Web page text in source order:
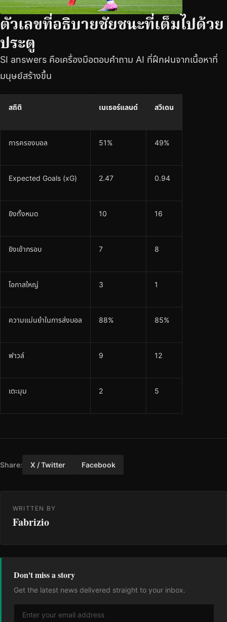
ตัวเลขที่อธิบายชัยชนะที่เต็มไปด้วย
ประตู
SI answers คือเครื่องมือตอบคำถาม AI ที่ฝึกฝนจากเนื้อหาที่
มนุษย์สร้างขึ้น
สถิติ เนเธอร์แลนด์ สวีเดน
การครองบอล 51% 49%
Expected Goals (xG) 2.47 0.94
ยิงทั้งหมด 10 16
ยิงเข้ากรอบ 7 8
โอกาสใหญ่ 3 1
ความแม่นยำในการส่งบอล 88% 85%
ฟาวล์ 9 12
เตะมุม 2 5
Share: X / Twitter Facebook
WRITTEN BY
Fabrizio
Don't miss a story
Get the latest news delivered straight to your inbox.